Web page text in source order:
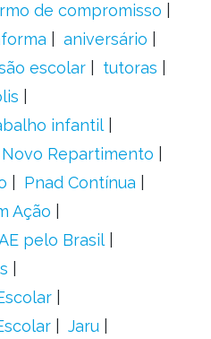
de compromisso
aniversário
escolar
tutoras
infantil
Novo Repartimento
Pnad Contínua
Ação
pelo Brasil
Jaru